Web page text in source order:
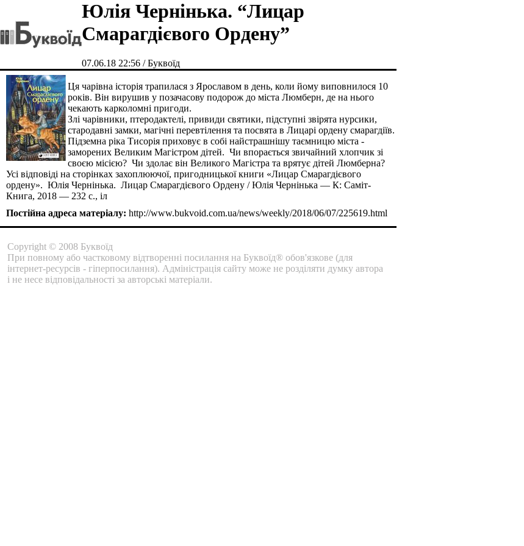
Юлія Чернінька. “Лицар
Смарагдієвого Ордену”
07.06.18 22:56 / Буквоїд
Ця чарівна історія трапилася з Ярославом в день, коли йому виповнилося 10
років. Він вирушив у позачасову подорож до міста Люмберн, де на нього
чекають карколомні пригоди.
Злі чарівники, птеродактелі, привиди святики, підступні звірята нурсики,
стародавні замки, магічні перевтілення та посвята в Лицарі ордену смарагдіїв.
Підземна ріка Тисорія приховує в собі найстрашнішу таємницю міста -
заморених Великим Магістром дітей. Чи впорається звичайний хлопчик зі
своєю місією? Чи здолає він Великого Магістра та врятує дітей Люмберна?
Усі відповіді на сторінках захоплюючої, пригодницької книги «Лицар Смарагдієвого
ордену». Юлія Чернінька. Лицар Смарагдієвого Ордену / Юлія Чернінька — К: Саміт-
Книга, 2018 — 232 с., іл
Постійна адреса матеріалу: http://www.bukvoid.com.ua/news/weekly/2018/06/07/225619.html
Copyright © 2008 Буквоїд
При повному або частковому відтворенні посилання на Буквоїд® обов'язкове (для
інтернет-ресурсів - гіперпосилання). Адміністрація сайту може не розділяти думку автора
і не несе відповідальності за авторські матеріали.